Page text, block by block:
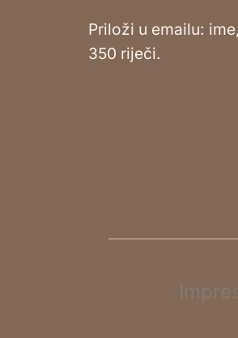
Priloži u emailu:
350 riječi.